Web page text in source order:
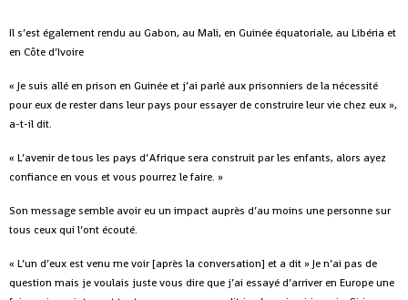
Il s’est également rendu au Gabon, au Mali, en Guinée équatoriale, au Libéria et
en Côte d’Ivoire
« Je suis allé en prison en Guinée et j’ai parlé aux prisonniers de la nécessité
pour eux de rester dans leur pays pour essayer de construire leur vie chez eux »,
a-t-il dit.
« L’avenir de tous les pays d’Afrique sera construit par les enfants, alors ayez
confiance en vous et vous pourrez le faire. »
Son message semble avoir eu un impact auprès d’au moins une personne sur
tous ceux qui l’ont écouté.
« L’un d’eux est venu me voir [après la conversation] et a dit » Je n’ai pas de
question mais je voulais juste vous dire que j’ai essayé d’arriver en Europe une